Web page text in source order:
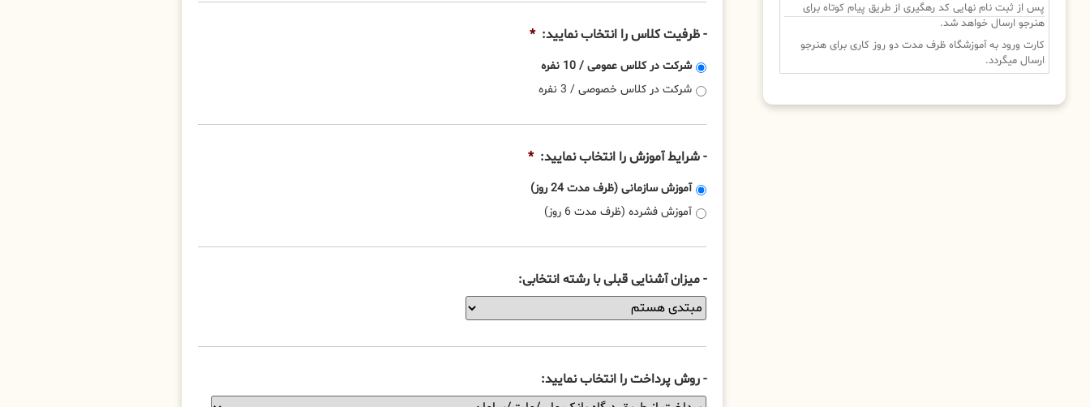
پس از ثبت نام نهایی کد رهگیری از طریق پیام کوتاه برای
هنرجو ارسال خواهد شد.
کارت ورود به آموزشگاه ظرف مدت دو روز کاری برای هنرجو
ارسال میگردد.
- ظرفیت کلاس را انتخاب نمایید: *
شرکت در کلاس عمومی / 10 نفره
شرکت در کلاس خصوصی / 3 نفره
- شرایط آموزش را انتخاب نمایید: *
آموزش سازمانی (ظرف مدت 24 روز)
آموزش فشرده (ظرف مدت 6 روز)
- میزان آشنایی قبلی با رشته انتخابی:
- روش پرداخت را انتخاب نمایید: